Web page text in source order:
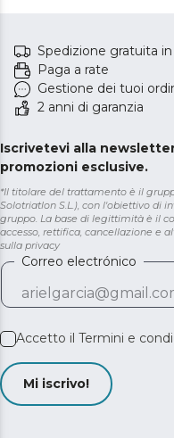
Spedizione gratuita
Paga a rate
Gestione dei tuoi
2 anni di garanzia
Iscrivetevi alla
promozioni esclusive.
*Il titolare del trattamento è il
Solotriatlon S.L.), con l'obiettivo di
gruppo. La base di legittimità è il
accesso, rettifica, cancellazione e
sulla privacy
Correo electrónico
Accetto il Termini e
Mi iscrivo!